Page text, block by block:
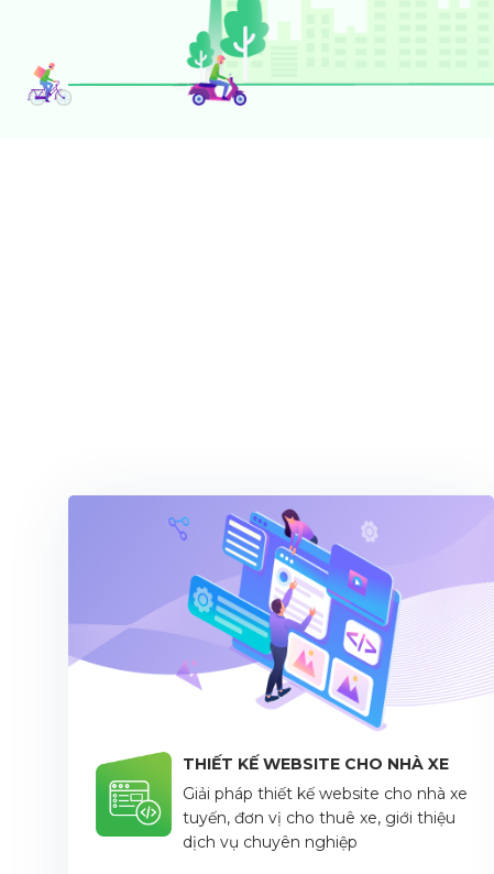
THIẾT KẾ WEBSITE CHO NHÀ XE
Giải pháp thiết kế website cho nhà xe
tuyến, đơn vị cho thuê xe, giới thiệu
dịch vụ chuyên nghiệp